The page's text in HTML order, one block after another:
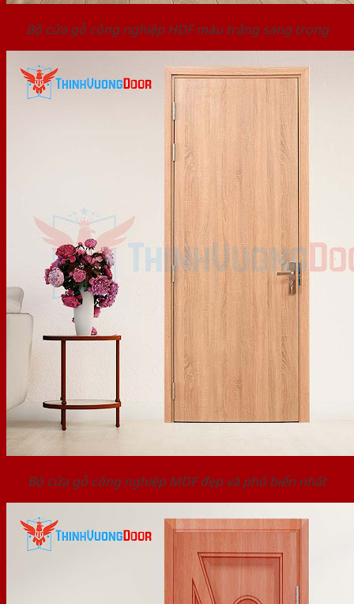
Bộ cửa gỗ công nghiệp HDF màu trắng sang trọng
Bộ cửa gỗ công nghiệp MDF đẹp và phổ biến nhất